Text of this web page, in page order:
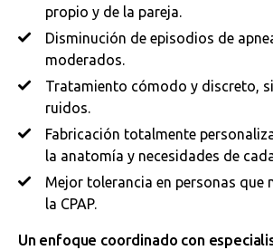
propio y de la pareja.
Disminución de episodios de
moderados.
Tratamiento cómodo y discreto,
ruidos.
Fabricación totalmente
la anatomía y necesidades de
Mejor tolerancia en personas que
la CPAP.
Un enfoque coordinado con